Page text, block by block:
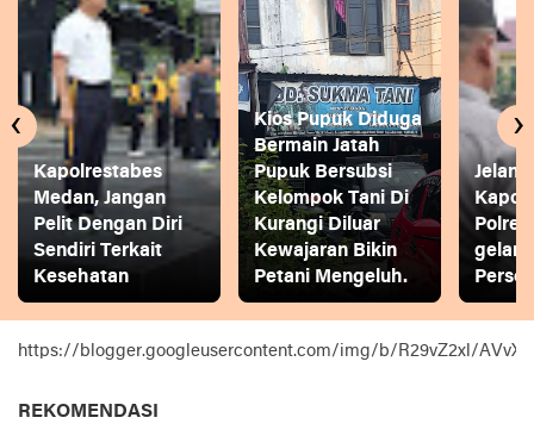
Kapolrestabes
Medan, Jangan
Pelit Dengan Diri
Sendiri Terkait
Kesehatan
Kios Pupuk Diduga
Bermain Jatah
Pupuk Bersubsi
Kelompok Tani Di
Kurangi Diluar
Kewajaran Bikin
Petani Mengeluh.
gelar
‹ ›
https://blogger.googleusercontent.com/img/b/R29vZ2xl/
REKOMENDASI